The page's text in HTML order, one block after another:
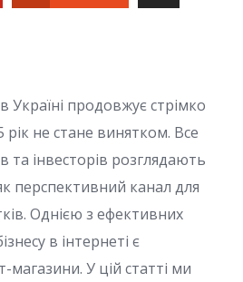
Україні продовжує стрімко
рік не стане винятком. Все
та інвесторів розглядають
перспективний канал для
Однією з ефективних
в інтернеті є
магазини. У цій статті ми